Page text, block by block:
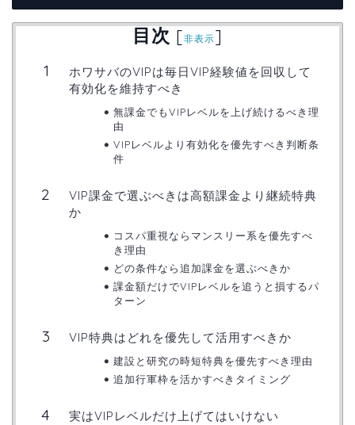
目次 [非表示]
ホワサバのVIPは毎日VIP経験値を回収して
有効化を維持すべき
無課金でもVIPレベルを上げ続けるべき理
由
VIPレベルより有効化を優先すべき判断条
件
VIP課金で選ぶべきは高額課金より継続特典
か
コスパ重視ならマンスリー系を優先すべ
き理由
どの条件なら追加課金を選ぶべきか
課金額だけでVIPレベルを追うと損するパ
ターン
VIP特典はどれを優先して活用すべきか
建設と研究の時短特典を優先すべき理由
追加行軍枠を活かすべきタイミング
実はVIPレベルだけ上げてはいけない